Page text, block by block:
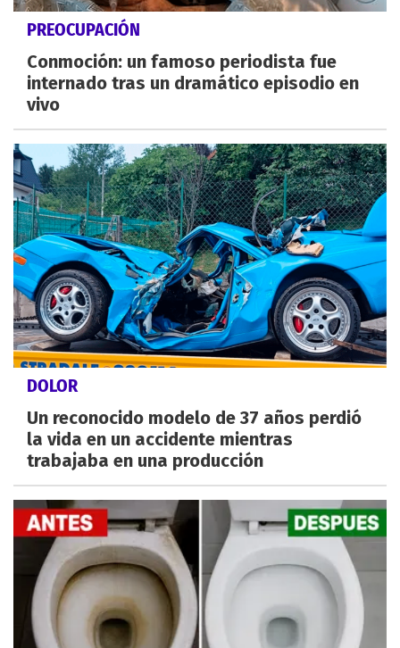
PREOCUPACIÓN
Conmoción: un famoso periodista fue
internado tras un dramático episodio en
vivo
DOLOR
Un reconocido modelo de 37 años perdió
la vida en un accidente mientras
trabajaba en una producción